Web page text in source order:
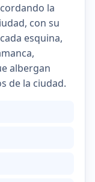
la
con su
esquina,
albergan
de la ciudad.